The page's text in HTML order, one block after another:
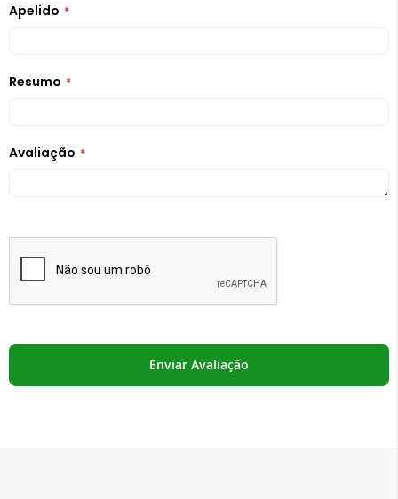
Apelido
Resumo
Avaliação
Enviar Avaliação